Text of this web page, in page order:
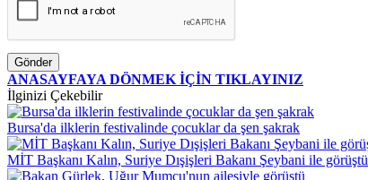
Gönder
ANASAYFAYA DÖNMEK İÇİN TIKLAYINIZ
İlginizi Çekebilir
Bursa'da ilklerin festivalinde çocuklar da şen şakrak
MİT Başkanı Kalın, Suriye Dışişleri Bakanı Şeybani ile görüştü